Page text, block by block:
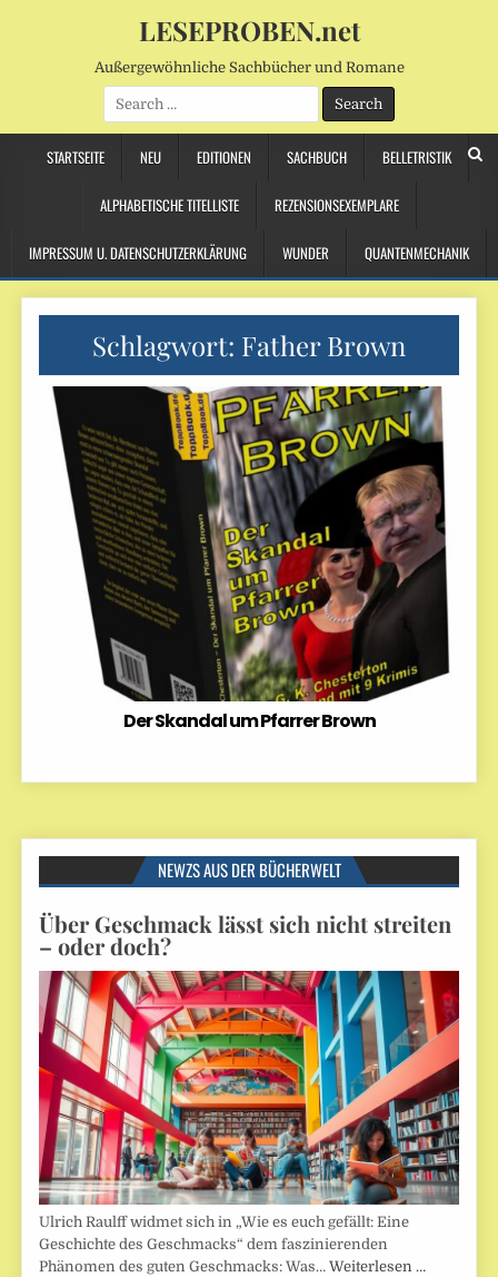
LESEPROBEN.net
Außergewöhnliche Sachbücher und Romane
Search
for:
STARTSEITE NEU EDITIONEN SACHBUCH BELLETRISTIK
ALPHABETISCHE TITELLISTE REZENSIONSEXEMPLARE
IMPRESSUM U. DATENSCHUTZERKLÄRUNG WUNDER QUANTENMECHANIK
Schlagwort: Father Brown
Der Skandal um Pfarrer Brown
NEWZS AUS DER BÜCHERWELT
Über Geschmack lässt sich nicht streiten
– oder doch?
Ulrich Raulff widmet sich in „Wie es euch gefällt: Eine
Geschichte des Geschmacks“ dem faszinierenden
Phänomen des guten Geschmacks: Was…Weiterlesen …